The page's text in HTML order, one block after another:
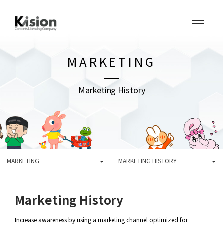
MARKETING
Marketing History
MARKETING MARKETING HISTORY
Marketing History
Increase awareness by using a marketing channel optimized for